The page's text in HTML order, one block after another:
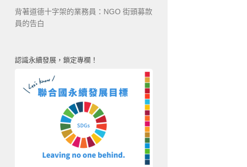
背著道德十字架的業務員：NGO 街頭募款
員的告白
認識永續發展，鎖定專欄！